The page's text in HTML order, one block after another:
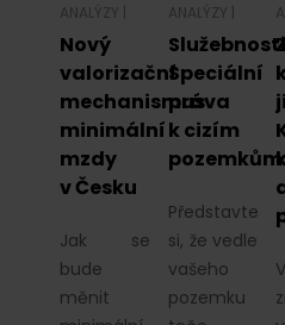
ANALÝZY
Nový
valorizační
mechanismus
minimální
mzdy
v Česku
Jak se
bude
měnit
ANALÝZY
Speciální
práva
k cizím
pozemkům
Představte
si, že vedle
vašeho
pozemku